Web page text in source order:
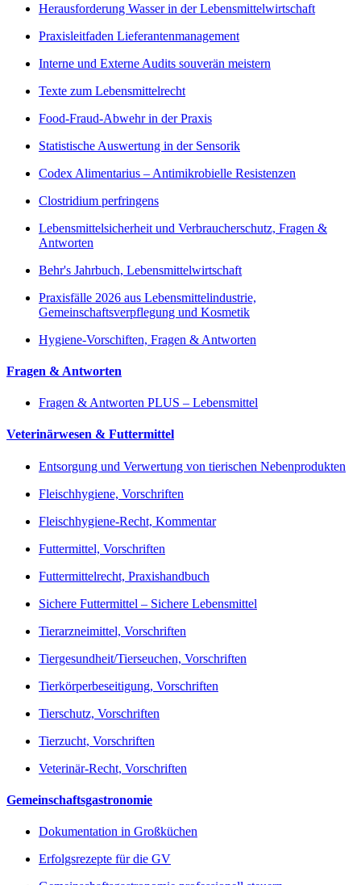
Herausforderung Wasser in der Lebensmittelwirtschaft
Praxisleitfaden Lieferantenmanagement
Interne und Externe Audits souverän meistern
Texte zum Lebensmittelrecht
Food-Fraud-Abwehr in der Praxis
Statistische Auswertung in der Sensorik
Codex Alimentarius – Antimikrobielle Resistenzen
Clostridium perfringens
Lebensmittelsicherheit und Verbraucherschutz, Fragen &
Antworten
Behr's Jahrbuch, Lebensmittelwirtschaft
Praxisfälle 2026 aus Lebensmittelindustrie,
Gemeinschaftsverpflegung und Kosmetik
Hygiene-Vorschiften, Fragen & Antworten
Fragen & Antworten
Fragen & Antworten PLUS – Lebensmittel
Veterinärwesen & Futtermittel
Entsorgung und Verwertung von tierischen Nebenprodukten
Fleischhygiene, Vorschriften
Fleischhygiene-Recht, Kommentar
Futtermittel, Vorschriften
Futtermittelrecht, Praxishandbuch
Sichere Futtermittel – Sichere Lebensmittel
Tierarzneimittel, Vorschriften
Tiergesundheit/Tierseuchen, Vorschriften
Tierkörperbeseitigung, Vorschriften
Tierschutz, Vorschriften
Tierzucht, Vorschriften
Veterinär-Recht, Vorschriften
Gemeinschaftsgastronomie
Dokumentation in Großküchen
Erfolgsrezepte für die GV